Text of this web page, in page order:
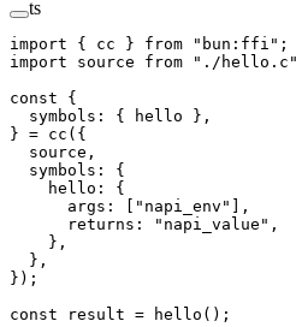
ts
import { cc } from "bun:ffi" ;
import source from "./hello.c"
const {
  symbols
: { hello },
} = cc ({
  source,
  symbols: {
    hello: {
      args: [
"napi_env"
],
      returns:
"napi_value" ,
    },
  },
});
const result = hello ();